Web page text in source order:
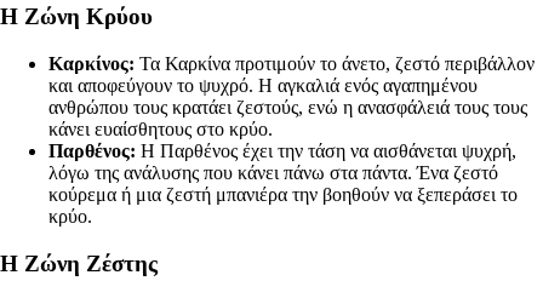
Η Ζώνη Κρύου
Καρκίνος: Τα Καρκίνα προτιμούν το άνετο, ζεστό περιβάλλον
και αποφεύγουν το ψυχρό. Η αγκαλιά ενός αγαπημένου
ανθρώπου τους κρατάει ζεστούς, ενώ η ανασφάλειά τους τους
κάνει ευαίσθητους στο κρύο.
Παρθένος: Η Παρθένος έχει την τάση να αισθάνεται ψυχρή,
λόγω της ανάλυσης που κάνει πάνω στα πάντα. Ένα ζεστό
κούρεμα ή μια ζεστή μπανιέρα την βοηθούν να ξεπεράσει το
κρύο.
Η Ζώνη Ζέστης